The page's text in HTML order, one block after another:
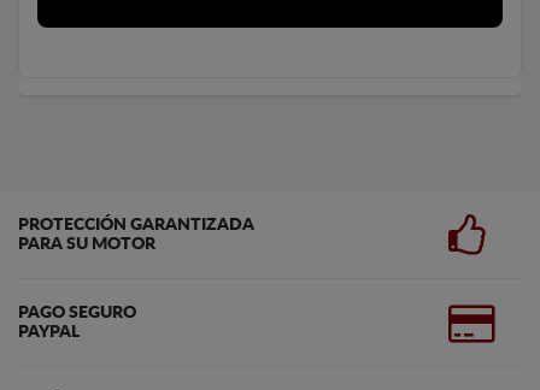
PROTECCIÓN GARANTIZADA
PARA SU MOTOR
PAGO SEGURO
PAYPAL